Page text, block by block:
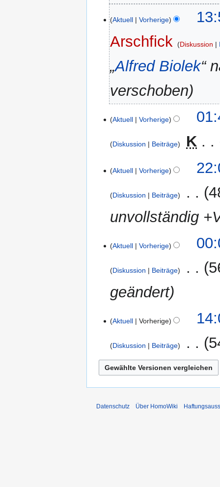
Aktuell Vorherige
Arschfick
Diskussion
„Alfred Biolek“
verschoben
Oktober
Aktuell Vorherige
Diskussion Beiträge K
November
Aktuell Vorherige
Diskussion Beiträge
unvollständig
Oktober
Aktuell Vorherige
Diskussion Beiträge
geändert
Oktober
Aktuell Vorherige
Diskussion Beiträge
K
e
e
Datenschutz Über HomoWiki